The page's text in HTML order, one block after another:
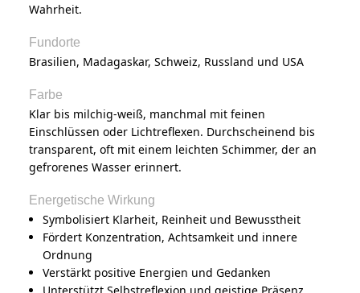
Wahrheit.
Fundorte
Brasilien, Madagaskar, Schweiz, Russland und USA
Farbe
Klar bis milchig-weiß, manchmal mit feinen
Einschlüssen oder Lichtreflexen. Durchscheinend bis
transparent, oft mit einem leichten Schimmer, der an
gefrorenes Wasser erinnert.
Energetische Wirkung
Symbolisiert Klarheit, Reinheit und Bewusstheit
Fördert Konzentration, Achtsamkeit und innere
Ordnung
Verstärkt positive Energien und Gedanken